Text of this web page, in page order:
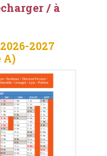
/ à
2027
A)